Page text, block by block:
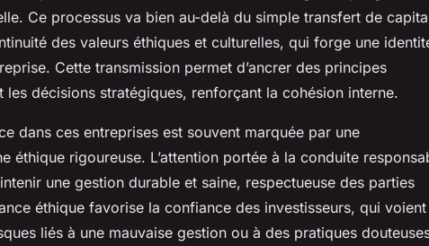
Ce processus va bien au-delà du simple transfert de
des valeurs éthiques et culturelles, qui forge une
Cette transmission permet d’ancrer des principes
décisions stratégiques, renforçant la cohésion interne.
dans ces entreprises est souvent marquée par une
éthique rigoureuse. L’attention portée à la conduite
une gestion durable et saine, respectueuse des parties
éthique favorise la confiance des investisseurs, qui voient
liés à une mauvaise gestion ou à des pratiques